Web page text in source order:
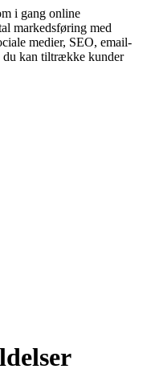
i gang online
markedsføring med
medier, SEO, email-
du kan tiltrække kunder